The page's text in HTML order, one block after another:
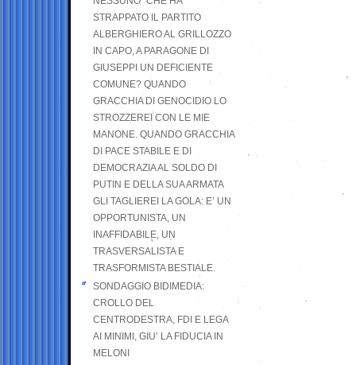
STRAPPATO IL PARTITO
ALBERGHIERO AL GRILLOZZO
IN CAPO, A PARAGONE DI
GIUSEPPI UN DEFICIENTE
COMUNE? QUANDO
GRACCHIA DI GENOCIDIO LO
STROZZEREI CON LE MIE
MANONE. QUANDO GRACCHIA
DI PACE STABILE E DI
DEMOCRAZIA AL SOLDO DI
PUTIN E DELLA SUA ARMATA
GLI TAGLIEREI LA GOLA: E’ UN
OPPORTUNISTA, UN
INAFFIDABILE, UN
TRASVERSALISTA E
TRASFORMISTA BESTIALE.
SONDAGGIO BIDIMEDIA:
CROLLO DEL
CENTRODESTRA, FDI E LEGA
AI MINIMI, GIU’ LA FIDUCIA IN
MELONI